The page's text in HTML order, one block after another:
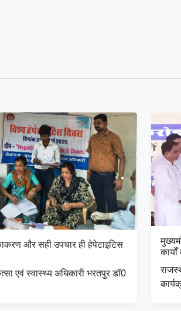
और सही उपचार ही हेपेटाइटिस
एवं स्वास्थ्य अधिकारी भरतपुर डॉ0